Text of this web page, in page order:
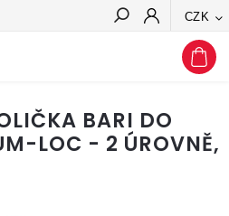
CZK
Hledat
BARI DO
LOC - 2 ÚROVNĚ,